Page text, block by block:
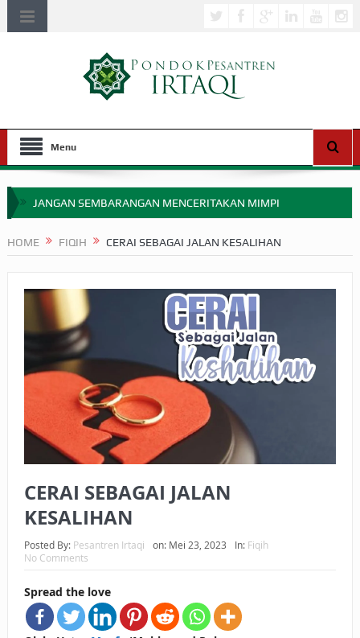
Menu
JANGAN SEMBARANGAN MENCERITAKAN MIMPI
APA HUKUM MEMPERCEPAT PEMBAYARAN ZAKAT
SEBELUM TIBA SAAT WAJIB?
HAKIKAT NIKMAT DI DUNIA!
BAGAIMANA CARA MEMBAYAR ZAKAT UANG?
UANG HARAM BISA MENJADI HALAL JIKA SEBAB
KEPEMILIKANNYA BERUBAH
BAHASA CINTA KARENA ALLAH
HUKUM MEMBAYAR ZAKAT DENGAN CARA MENGANGSUR
HOME FIQIH CERAI SEBAGAI JALAN KESALIHAN
CERAI SEBAGAI JALAN
KESALIHAN
Posted By: Pesantren Irtaqi on: Mei 23, 2023 In: Fiqih
No Comments
Spread the love